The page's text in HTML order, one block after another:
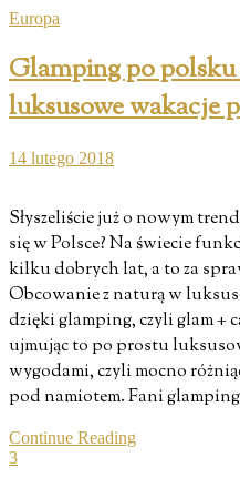
Europa
Glamping po polsku
luksusowe wakacje
14 lutego 2018
Słyszeliście już o nowym
się w Polsce? Na świecie
kilku dobrych lat, a to za
Obcowanie z naturą w
dzięki glamping, czyli glam +
ujmując to po prostu
wygodami, czyli mocno
pod namiotem. Fani
Continue Reading
3